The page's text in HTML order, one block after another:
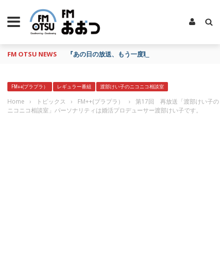
FM OTSU NEWS 『あの日の放送、もう一度聴きたいな…』にお応え
FM++(プラプラ） レギュラー番組 渡部けい子のニコニコ相談室
Home › トピックス › FM++(プラプラ） ›
第17回 再放送「渡部けい子の
ニコニコ相談室」パーソナリティは婚活プロデューサー渡部けい子です。